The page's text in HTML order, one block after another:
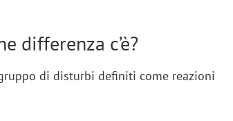
differenza c’è?
di disturbi definiti come reazioni